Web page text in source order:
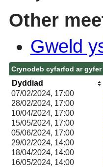
Other
Gweld
Crynodeb cyfarfod ar
Dyddiad
07/02/2024, 17:00
28/02/2024, 17:00
10/04/2024, 17:00
15/05/2024, 17:00
05/06/2024, 17:00
29/02/2024, 14:00
18/04/2024, 14:00
16/05/2024, 14:00